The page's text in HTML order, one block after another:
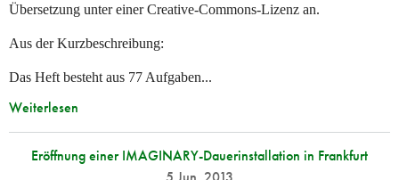
Übersetzung unter einer Creative-Commons-Lizenz an.
Aus der Kurzbeschreibung:
Das Heft besteht aus 77 Aufgaben...
Weiterlesen
Eröffnung einer IMAGINARY-Dauerinstallation in Frankfurt